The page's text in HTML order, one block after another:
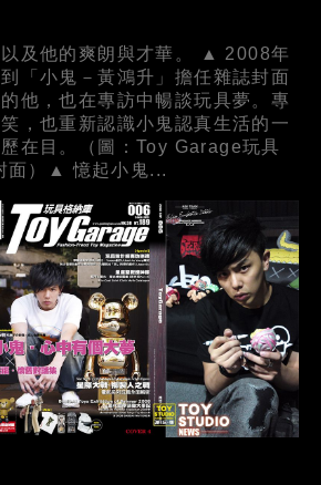
及他的爽朗與才華。 ▲ 2008年
「小鬼－黃鴻升」擔任雜誌封面
他，也在專訪中暢談玩具夢。專
，也重新認識小鬼認真生活的一
在目。（圖：Toy Garage玩具
面）▲ 憶起小鬼...